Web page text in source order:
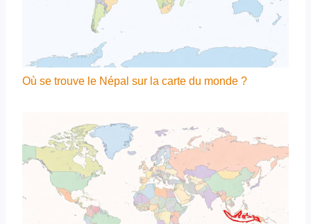
Où se trouve le Népal sur la carte du monde ?